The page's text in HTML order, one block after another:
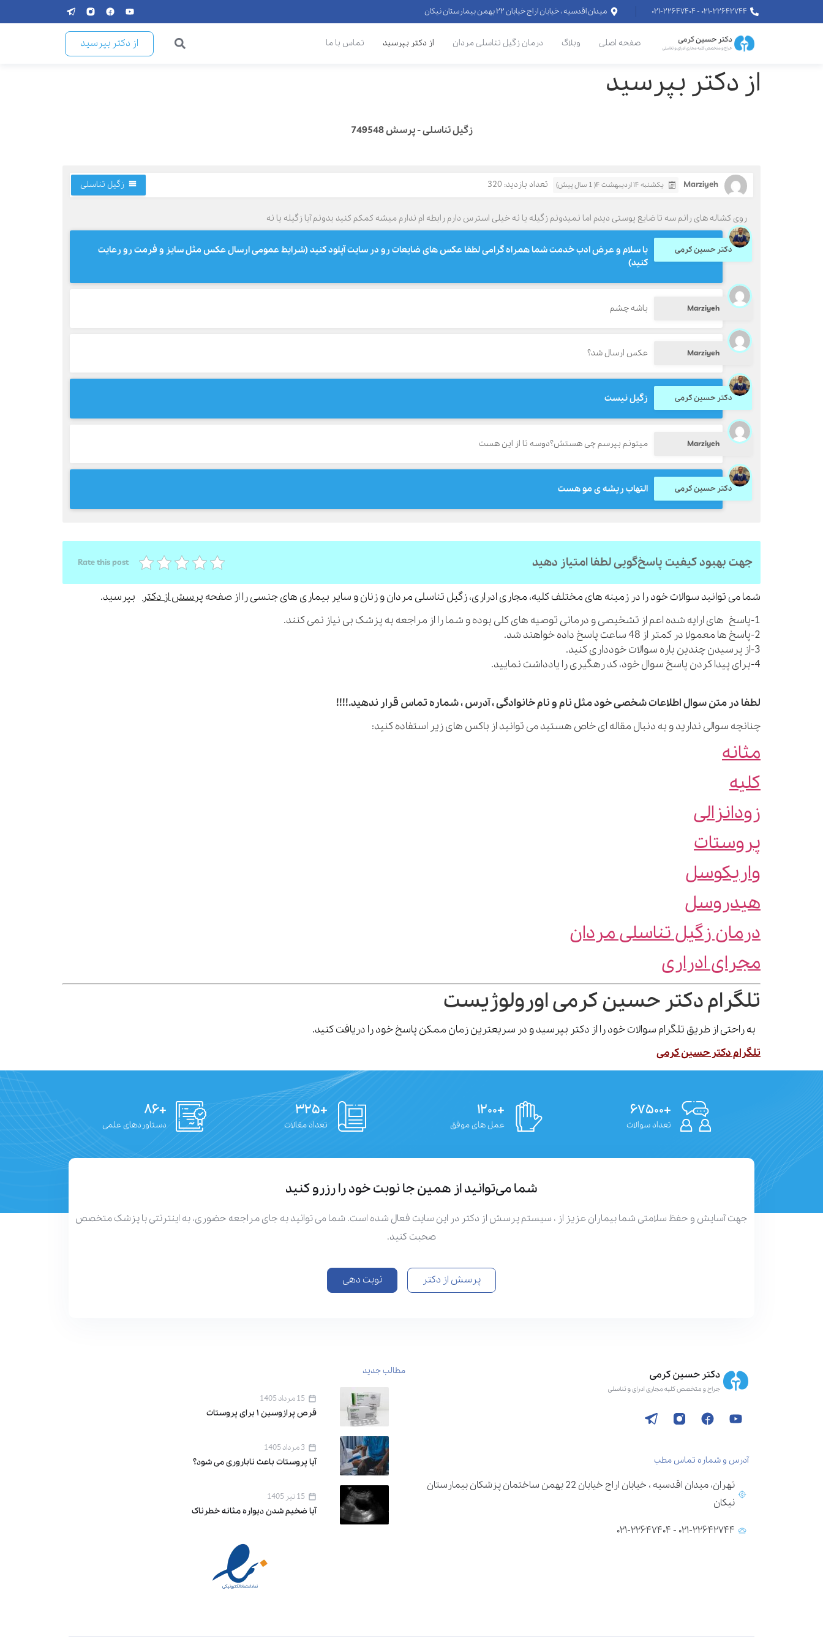
۰۲۱-۲۲۶۴۲۷۴۴ - ۰۲۱-۲۲۶۴۷۴۰۴ میدان اقدسیه ، خیابان اراج خیابان ۲۲ بهمن بیمارستان نیکان
صفحه اصلی وبلاگ درمان زگیل تناسلی مردان از دکتر بپرسید تماس با ما از دکتر بپرسید
از دکتر بپرسید
زگیل تناسلی - پرسش 749548
Marziyeh یکشنبه ۱۴ اردیبهشت ۴( 1 سال پیش) تعداد بازدید: 320 زگیل تناسلی
روی کشاله های رانم سه تا ضایع پوستی دیدم اما نمیدونم زگیله یا نه خیلی استرس دارم رابطه ام ندارم میشه کمکم کنید بدونم آیا زگیله یا نه
دکتر حسین کرمی
با سلام و عرض ادب خدمت شما همراه گرامی لطفا عکس های ضایعات رو در سایت آپلود کنید (شرایط عمومی ارسال عکس مثل سایز و فرمت رو رعایت
کنید)
Marziyeh باشه چشم
Marziyeh عکس ارسال شد؟
دکتر حسین کرمی زگیل نیست
Marziyeh میتونم بپرسم چی هستش؟دوسه تا از این هست
دکتر حسین کرمی التهاب ریشه ی مو هست
جهت بهبود کیفیت پاسخ‌گویی لطفا امتیاز دهید Rate this post
شما می توانید سوالات خود را در زمینه های مختلف کلیه، مجاری ادراری، زگیل تناسلی مردان و زنان و سایر بیماری های جنسی را از صفحه پرسش از دکتر بپرسید.
1-پاسخ های ارایه شده اعم از تشخیصی و درمانی توصیه های کلی بوده و شما را از مراجعه به پزشک بی نیاز نمی کنند.
2-پاسخ ها معمولا در کمتر از 48 ساعت پاسخ داده خواهند شد.
3-از پرسیدن چندین باره سوالات خودداری کنید.
4-برای پیدا کردن پاسخ سوال خود، کد رهگیری را یادداشت نمایید.
لطفا در متن سوال اطلاعات شخصی خود مثل نام و نام خانوادگی ، آدرس ، شماره تماس قرار ندهید.!!!!
چنانچه سوالی ندارید و به دنبال مقاله ای خاص هستید می توانید از باکس های زیر استفاده کنید:
مثانه
کلیه
زودانزالی
پروستات
واریکوسل
هیدروسل
درمان زگیل تناسلی مردان
مجرای ادراری
تلگرام دکتر حسین کرمی اورولوژیست
به راحتی از طریق تلگرام سوالات خود را از دکتر بپرسید و در سریعترین زمان ممکن پاسخ خود را دریافت کنید.
تلگرام دکتر حسین کرمی
+۶۷۵۰۰
تعداد سوالات
+۱۲۰۰
عمل های موفق
+۳۲۵
تعداد مقالات
+۸۶
دستاوردهای علمی
شما می‌توانید از همین جا نوبت خود را رزرو کنید
جهت آسایش و حفظ سلامتی شما بیماران عزیز از ، سیستم پرسش از دکتر در این سایت فعال شده است. شما می توانید به جای مراجعه حضوری، به اینترنتی با پزشک متخصص
صحبت کنید.
پرسش از دکتر نوبت دهی
آدرس و شماره تماس مطب
تهران، میدان اقدسیه ، خیابان اراج خیابان 22 بهمن ساختمان پزشکان بیمارستان
نیکان
۰۲۱-۲۲۶۴۲۷۴۴ - ۰۲۱-۲۲۶۴۷۴۰۴
مطالب جدید
15 مرداد 1405
قرص پرازوسین ۱ برای پروستات
3 مرداد 1405
آیا پروستات باعث ناباروری می‌ شود؟
15 تیر 1405
آیا ضخیم شدن دیواره مثانه خطرناک